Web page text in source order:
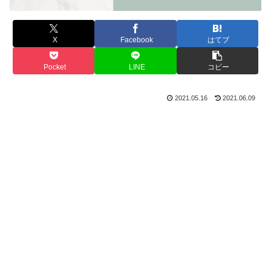
X Facebook はてブ
Pocket LINE コピー
2021.05.16 2021.06.09